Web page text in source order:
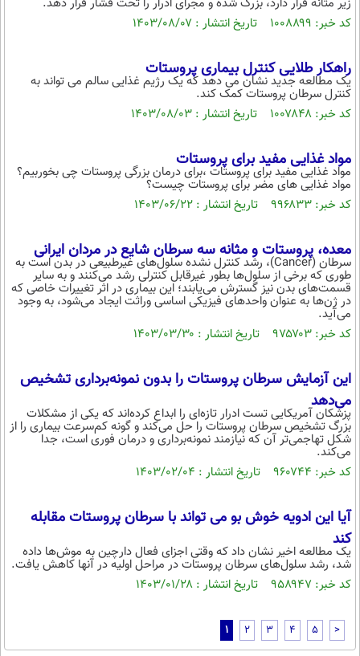
کد خبر: ۱۰۰۸۸۹۹ تاریخ انتشار : ۱۴۰۳/۰۸/۰۷
راهکار طلایی کنترل بیماری پروستات
یک مطالعه جدید نشان می دهد که یک رژیم غذایی سالم می تواند به
کنترل سرطان پروستات کمک کند.
کد خبر: ۱۰۰۷۸۴۸ تاریخ انتشار : ۱۴۰۳/۰۸/۰۳
مواد غذایی مفید برای پروستات
مواد غذایی مفید برای پروستات ،برای درمان بزرگی پروستات چی بخوربیم؟
مواد غذایی های مضر برای پروستات چیست؟
کد خبر: ۹۹۶۸۳۳ تاریخ انتشار : ۱۴۰۳/۰۶/۲۲
معده،‌ پروستات و مثانه سه سرطان شایع در مردان ایرانی
سرطان (Cancer)، رشد کنترل نشده سلول‌های غیرطبیعی در بدن است به
طوری که برخی از سلول‌ها بطور غیرقابل کنترلی رشد می‌کنند و به سایر
قسمت‌های بدن نیز گسترش می‌یابند؛ این بیماری در اثر تغییرات خاصی که
در ژن‌ها به عنوان واحدهای فیزیکی اساسی وراثت ایجاد می‌شود، به وجود
می‌آید.
کد خبر: ۹۷۵۷۰۳ تاریخ انتشار : ۱۴۰۳/۰۳/۳۰
این آزمایش سرطان پروستات را بدون نمونه‌برداری تشخیص
می‌دهد
پزشکان آمریکایی تست ادرار تازه‌ای را ابداع کرده‌اند که یکی از مشکلات
بزرگ تشخیص سرطان پروستات را حل می‌کند و گونه کم‌سرعت بیماری را از
شکل تهاجمی‌تر آن که نیازمند نمونه‌برداری و درمان فوری است، جدا
می‌کند.
کد خبر: ۹۶۰۷۴۴ تاریخ انتشار : ۱۴۰۳/۰۲/۰۴
آیا این ادویه خوش بو می تواند با سرطان پروستات مقابله
کند
یک مطالعه اخیر نشان داد که وقتی اجزای فعال دارچین به موش‌ها داده
شد، رشد سلول‌های سرطان پروستات در مراحل اولیه در آنها کاهش یافت.
کد خبر: ۹۵۸۹۴۷ تاریخ انتشار : ۱۴۰۳/۰۱/۲۸
1 2 3 4 5 >